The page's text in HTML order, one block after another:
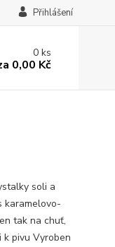
Přihlášení
0ks
0,00 Kč
soli a
karamelovo-
tak na chuť,
k pivu Vyroben